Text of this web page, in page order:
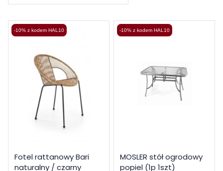
-10% z kodem HAL10
Fotel rattanowy Bari
naturalny / czarny
-10% z kodem HAL10
MOSLER stół ogrodowy
popiel (1p 1szt)